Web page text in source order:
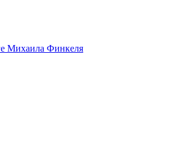
Михаила Финкеля